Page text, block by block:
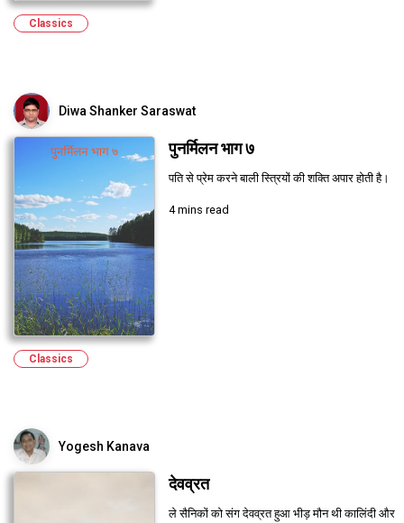
Classics
Diwa Shanker Saraswat
पुनर्मिलन भाग ७
पति से प्रेम करने बाली स्त्रियों की शक्ति अपार होती है।
4 mins read
Classics
Yogesh Kanava
देवव्रत
ले सैनिकों को संग देवव्रत हुआ भीड़ मौन थी कालिंदी और